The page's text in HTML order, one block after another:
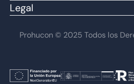
Legal
Prohucon © 2025 Todos los